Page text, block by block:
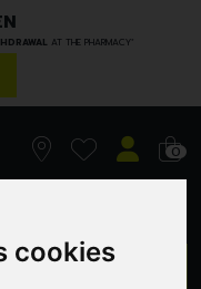
cookies
AT THE PHARMACY*
0